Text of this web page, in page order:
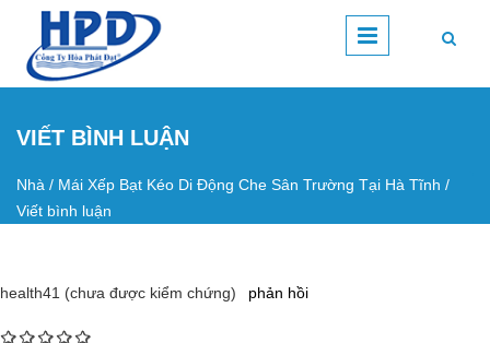
Nhảy đến nội dung
VIẾT BÌNH LUẬN
Bạn đang ở đây
Nhà / Mái Xếp Bạt Kéo Di Động Che Sân Trường Tại Hà Tĩnh /
Viết bình luận
health41 (chưa được kiểm chứng) phản hồi